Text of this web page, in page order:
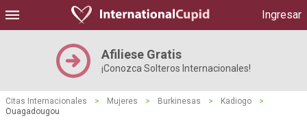
Ingresar
Afiliese Gratis
¡Conozca Solteros Internacionales!
Citas Internacionales > Mujeres > Burkinesas > Kadiogo
>
Ouagadougou